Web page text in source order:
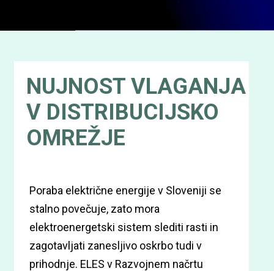
NUJNOST VLAGANJA
V DISTRIBUCIJSKO
OMREŽJE
Poraba električne energije v Sloveniji se
stalno povečuje, zato mora
elektroenergetski sistem slediti rasti in
zagotavljati zanesljivo oskrbo tudi v
prihodnje. ELES v Razvojnem načrtu